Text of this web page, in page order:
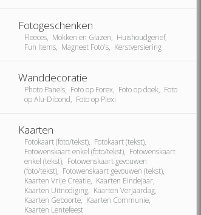
Fotogeschenken
Fleeces, Mokken en Glazen, Huishoudgerief,
Fun Items, Magneet Foto's, Kerstversiering
Wanddecoratie
Photo Panels, Foto op Forex, Foto op doek, Foto
op Alu-Dibond, Foto op Plexi
Kaarten
Fotokaart (foto/tekst), Fotokaart (tekst),
Fotowenskaart enkel (foto/tekst), Fotowenskaart
enkel (tekst), Fotowenskaart gevouwen
(foto/tekst), Fotowenskaart gevouwen (tekst),
Kaarten Vrije Creatie, Kaarten Eindejaar,
Kaarten Uitnodiging, Kaarten Verjaardag,
Kaarten Geboorte, Kaarten Communie,
Kaarten Lentefeest